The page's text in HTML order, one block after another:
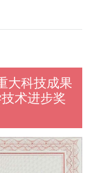
大科技成果
术进步奖